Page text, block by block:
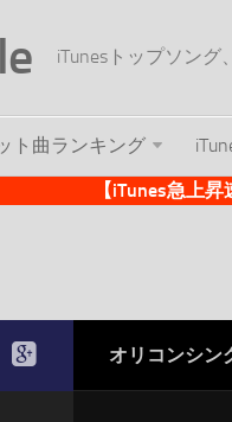
iTunesトップソン
ト曲ランキング
【iTunes急上
オリコンシン